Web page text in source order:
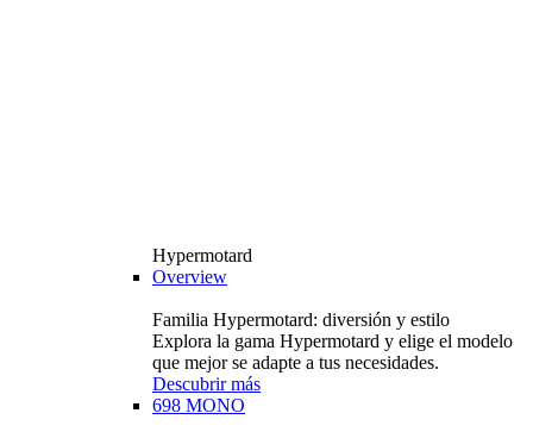
Hypermotard
Overview
Familia Hypermotard: diversión y estilo
Explora la gama Hypermotard y elige el modelo
que mejor se adapte a tus necesidades.
Descubrir más
698 MONO